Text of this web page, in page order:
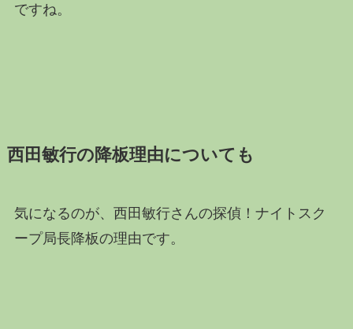
ですね。
西田敏行の降板理由についても
気になるのが、西田敏行さんの探偵！ナイトスク
ープ局長降板の理由です。